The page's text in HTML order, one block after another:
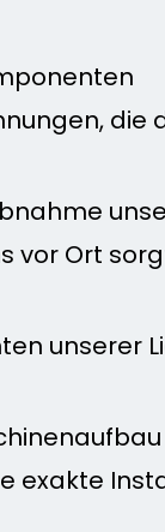
die
vor Ort
unserer
exakte